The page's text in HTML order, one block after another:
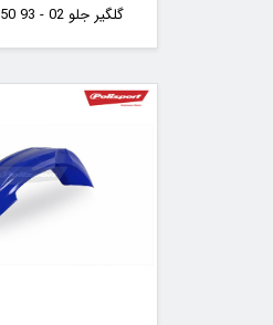
گلگیر جلو KX 125 & 250 93 - 02